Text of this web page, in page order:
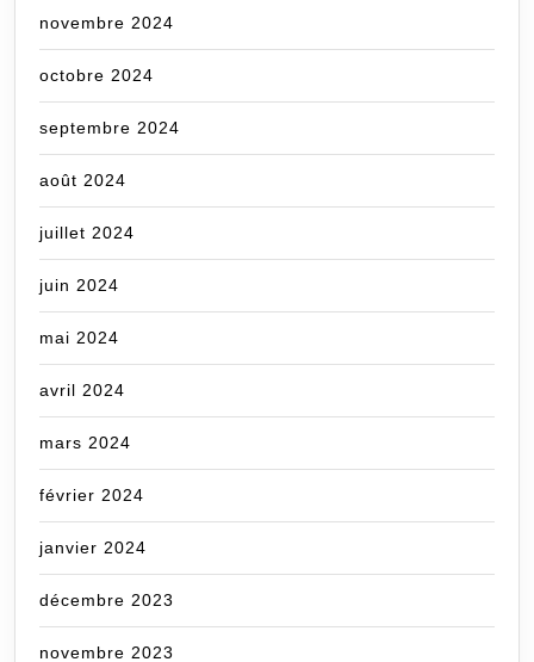
novembre 2024
octobre 2024
septembre 2024
août 2024
juillet 2024
juin 2024
mai 2024
avril 2024
mars 2024
février 2024
janvier 2024
décembre 2023
novembre 2023